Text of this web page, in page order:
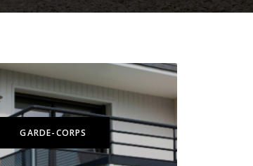
GARDE-CORPS